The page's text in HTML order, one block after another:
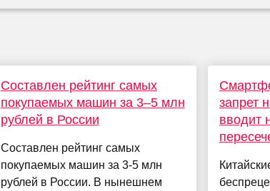
Составлен рейтинг самых
покупаемых машин за 3–5 млн
рублей в России
Составлен рейтинг самых
покупаемых машин за 3-5 млн
рублей в России. В нынешнем
запрет
вводит